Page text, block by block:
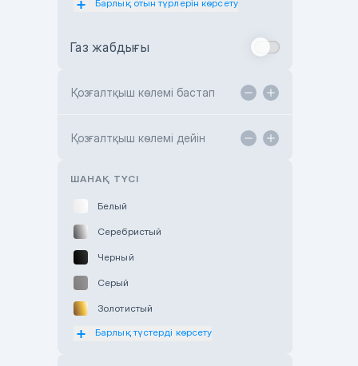
Toyota Astana
TANK Motors Karaganda
Барлық отын түрлерін көрсету
Газ жабдығы
Қозғалтқыш көлемі бастап
Қозғалтқыш көлемі дейін
ШАНАҚ ТҮСІ
Белый
Серебристый
Черный
Серый
Золотистый
Оранжевый
Барлық түстерді көрсету